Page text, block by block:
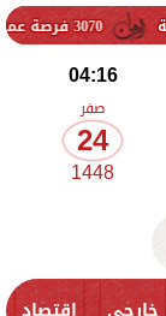
04:16
صفر
24
1448